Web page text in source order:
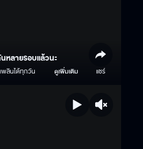
ลายรอบแล้วนะ
พลินได้ทุกวัน ดูเพิ่มเติม แชร์